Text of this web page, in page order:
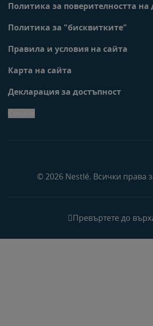
Политика за поверителността на
Политика за "бисквитките"
Правила и условия на сайта
Карта на сайта
Декларация за достъпност
© 2026 Nestlé. Всички права
Превъртете до